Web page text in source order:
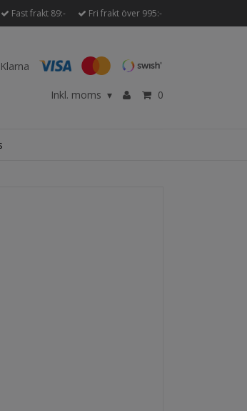
Fast frakt 89:- Fri frakt över 995:-
Inkl. moms ▾ 0